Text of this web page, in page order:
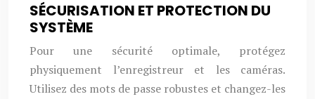
SÉCURISATION ET PROTECTION DU
SYSTÈME
Pour une sécurité optimale, protégez
physiquement l’enregistreur et les caméras.
Utilisez des mots de passe robustes et changez-les